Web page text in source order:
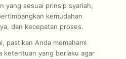
yang sesuai prinsip syariah,
kemudahan
dan kecepatan proses.
pastikan Anda memahami
ketentuan yang berlaku agar